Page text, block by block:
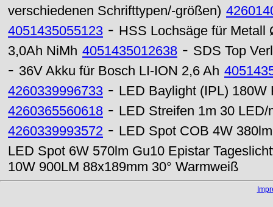
verschiedenen Schrifttypen/-größen)
4051435055123 - HSS Lochsäge für Metall
3,0Ah NiMh 4051435012638 - SDS Top
- 36V Akku für Bosch LI-ION 2,6 Ah
4260339996733 - LED Baylight (IPL) 180W
4260365560618 - LED Streifen 1m 30
4260339993572 - LED Spot COB 4W
LED Spot 6W 570lm Gu10 Epistar
10W 900LM 88x189mm 30° Warmweiß